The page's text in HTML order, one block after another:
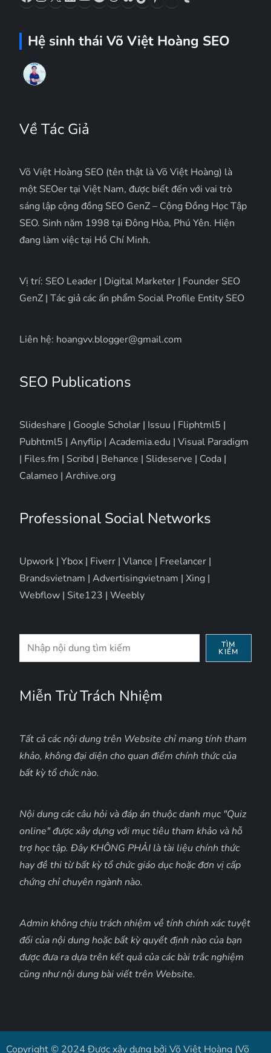
Hệ sinh thái Võ Việt Hoàng SEO
Về Tác Giả
Võ Việt Hoàng SEO (tên thật là Võ Việt Hoàng) là
một SEOer tại Việt Nam, được biết đến với vai trò
sáng lập cộng đồng SEO GenZ – Cộng Đồng Học Tập
SEO. Sinh năm 1998 tại Đông Hòa, Phú Yên. Hiện
đang làm việc tại Hồ Chí Minh.
Vị trí: SEO Leader | Digital Marketer | Founder SEO
GenZ | Tác giả các ấn phẩm Social Profile Entity SEO
Liên hệ: hoangvv.blogger@gmail.com
SEO Publications
Slideshare | Google Scholar | Issuu | Fliphtml5 |
Pubhtml5 |Anyflip |Academia.edu |Visual Paradigm
| Files.fm | Scribd | Behance | Slideserve | Coda |
Calameo |Archive.org
Professional Social Networks
Upwork |Ybox | Fiverr |Vlance | Freelancer |
Brandsvietnam |Advertisingvietnam |Xing |
Webflow | Site123 |Weebly
Tìm
kiếm
TÌM
KIẾM
Miễn Trừ Trách Nhiệm
Tất cả các nội dung trên Website chỉ mang tính tham
khảo, không đại diện cho quan điểm chính thức của
bất kỳ tổ chức nào.
Nội dung các câu hỏi và đáp án thuộc danh mục "Quiz
online" được xây dựng với mục tiêu tham khảo và hỗ
trợ học tập. Đây KHÔNG PHẢI là tài liệu chính thức
hay đề thi từ bất kỳ tổ chức giáo dục hoặc đơn vị cấp
chứng chỉ chuyên ngành nào.
Admin không chịu trách nhiệm về tính chính xác tuyệt
đối của nội dung hoặc bất kỳ quyết định nào của bạn
được đưa ra dựa trên kết quả của các bài trắc nghiệm
cũng như nội dung bài viết trên Website.
Copyright © 2024 Được xây dựng bởi Võ Việt Hoàng (Võ